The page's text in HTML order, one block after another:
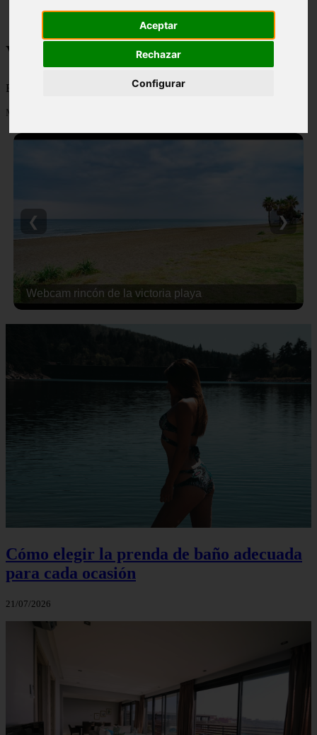
Aceptar
Rechazar
Configurar
Viajes y turismo
Blog sobre viajes y turismo, nacional e internacional, caro y barato
Mostrando 1 - 24 de 502 artículos
Webcam rincón de la victoria playa
❮ ❯
Cómo elegir la prenda de baño adecuada
para cada ocasión
21/07/2026